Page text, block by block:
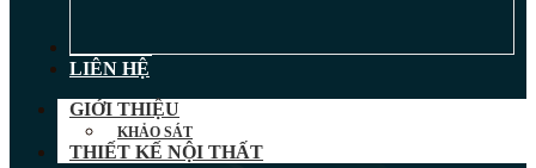
LIÊN HỆ
GIỚI THIỆU
KHẢO SÁT
THIẾT KẾ NỘI THẤT